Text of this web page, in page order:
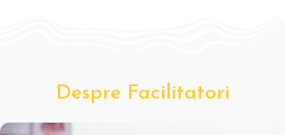
Despre Facilitatori